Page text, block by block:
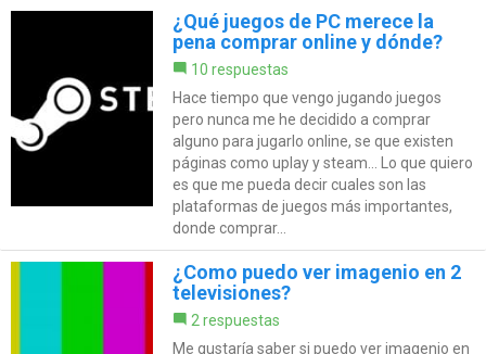
¿Qué juegos de PC merece la
pena comprar online y dónde?
10 respuestas
Hace tiempo que vengo jugando juegos
pero nunca me he decidido a comprar
alguno para jugarlo online, se que existen
páginas como uplay y steam... Lo que quiero
es que me pueda decir cuales son las
plataformas de juegos más importantes,
donde comprar...
¿Como puedo ver imagenio en 2
televisiones?
2 respuestas
Me gustaría saber si puedo ver imagenio en